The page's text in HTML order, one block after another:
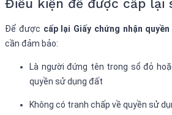
Điều kiện để được cấp lại
Để được cấp lại Giấy chứng nhận
cần đảm bảo:
Là người đứng tên trong sổ đỏ
quyền sử dụng đất
Không có tranh chấp về quyền sử